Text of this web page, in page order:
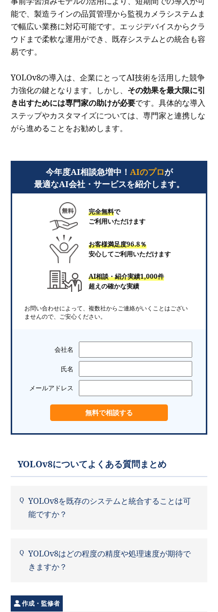
能で、製造ラインの品質管理から監視カメラシステムま
で幅広い業務に対応可能です。エッジデバイスからクラ
ウドまで柔軟な運用ができ、既存システムとの統合も容
易です。
YOLOv8の導入は、企業にとってAI技術を活用した競争
力強化の鍵となります。しかし、 その効果を最大限に引
き出すためには専門家の助けが必要です。具体的な導入
ステップやカスタマイズについては、専門家と連携しな
がら進めることをお勧めします。
今年度AI相談急増中！ AIのプロが
最適なAI会社・サービスを紹介します。
完全無料で
ご利用いただけます
お客様満足度96.8％
安心してご利用いただけます
AI相談・紹介実績1,000件
超えの確かな実績
お問い合わせによって、複数社からご連絡がいくことはござい
ませんので、ご安心ください。
会社名
氏名
メールアドレス
YOLOv8についてよくある質問まとめ
YOLOv8を既存のシステムと統合することは可
能ですか？
YOLOv8はどの程度の精度や処理速度が期待で
きますか？
作成・監修者